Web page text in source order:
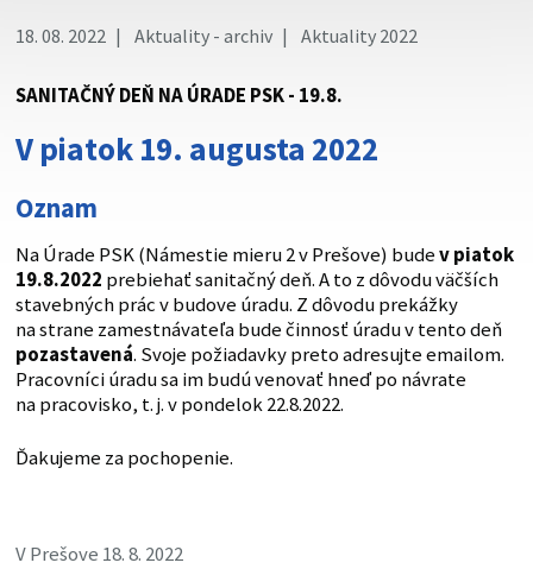
cez zabezpečenú webovú stránku. Zabezpečená stránka
vždy začína https:// pred názvom domény webového sídla.
18. 08. 2022 Aktuality - archiv Aktuality 2022
SANITAČNÝ DEŇ NA ÚRADE PSK - 19.8.
V piatok 19. augusta 2022
Oznam
Na Úrade PSK (Námestie mieru 2 v Prešove) budev piatok
19.8.2022 prebiehať sanitačný deň. A to z dôvodu väčších
stavebných prác v budove úradu. Z dôvodu prekážky
na strane zamestnávateľa bude činnosť úradu v tento deň
pozastavená. Svoje požiadavky preto adresujte emailom.
Pracovníci úradu sa im budú venovať hneď po návrate
na pracovisko, t. j. v pondelok 22.8.2022.
Ďakujeme za pochopenie.
V Prešove 18. 8. 2022